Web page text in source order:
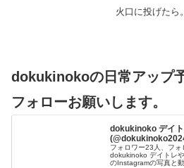
火口に投げたら。
dokukinokoの日常アップ
フォローお願いします。
dokukinoko デイ
フォロワー23人、フ
dokukinoko デイトレ
のInstagramの写真と